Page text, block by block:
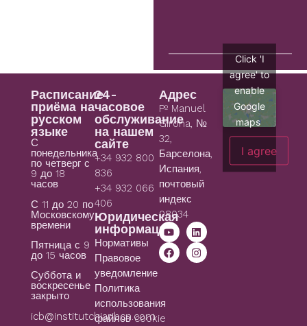
Расписание
приёма на
русском
языке
С
понедельника
по четверг с
9 до 18
часов
С 11 до 20 по
Московскому
времени
Пятница с 9
до 15 часов
Суббота и
воскресенье
закрыто
icb@institutchiaribcn.com
24-
часовое
обслуживание
на нашем
сайте
+34 932 800
836
+34 932 066
406
Юридическая
информация
Нормативы
Правовое
уведомление
Политика
использования
файлов cookie
Адрес
Pº Manuel
Girona, №
32,
Барселона,
Испания,
почтовый
индекс
08034
Click 'I
agree' to
enable
Google
maps
I agree